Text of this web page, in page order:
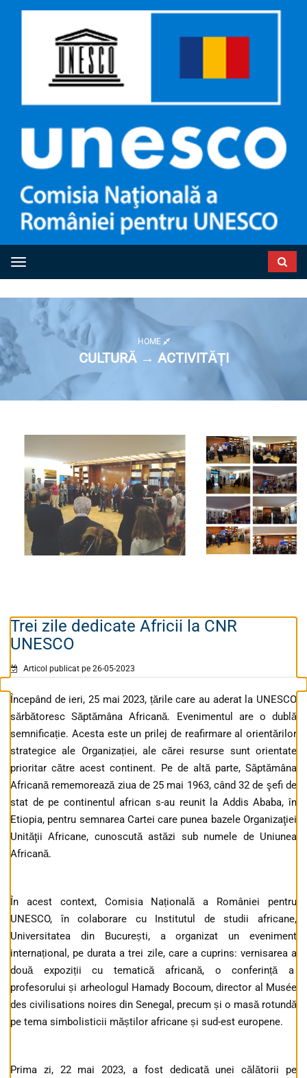
Toggle navigation
HOME
CULTURĂ → ACTIVITĂȚI
Trei zile dedicate Africii la CNR
UNESCO
Articol publicat pe 26-05-2023
Începând de ieri, 25 mai 2023, țările care au aderat la UNESCO
sărbătoresc Săptămâna Africană. Evenimentul are o dublă
semnificație. Acesta este un prilej de reafirmare al orientărilor
strategice ale Organizației, ale cărei resurse sunt orientate
prioritar către acest continent. Pe de altă parte, Săptămâna
Africană rememorează ziua de 25 mai 1963, când 32 de şefi de
stat de pe continentul african s-au reunit la Addis Ababa, în
Etiopia, pentru semnarea Cartei care punea bazele Organizaţiei
Unităţii Africane, cunoscută astăzi sub numele de Uniunea
Africană.
În acest context, Comisia Națională a României pentru
UNESCO, în colaborare cu Institutul de studii africane,
Universitatea din București, a organizat un eveniment
internațional, pe durata a trei zile, care a cuprins: vernisarea a
două expoziții cu tematică africană, o conferință a
profesorului și arheologul Hamady Bocoum, director al Musée
des civilisations noires din Senegal, precum și o masă rotundă
pe tema simbolisticii măștilor africane și sud-est europene.
Prima zi, 22 mai 2023, a fost dedicată unei călătorii pe